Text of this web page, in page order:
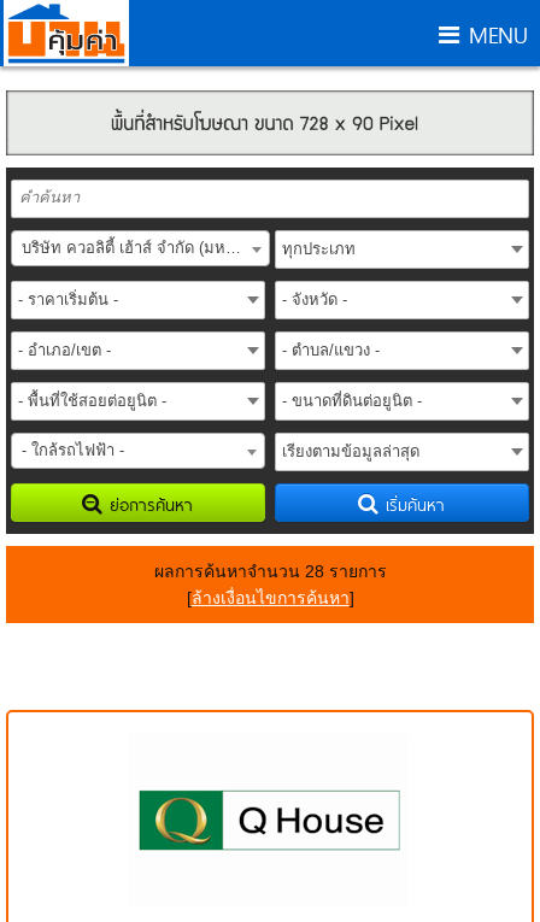
MENU
บริษัท ควอลิตี้ เฮ้าส์ จำกัด (มหาชน) (Quality Houses PLC.)
- ใกล้รถไฟฟ้า -
ย่อการค้นหา เริ่มค้นหา
ผลการค้นหาจำนวน 28 รายการ
[ล้างเงื่อนไขการค้นหา]